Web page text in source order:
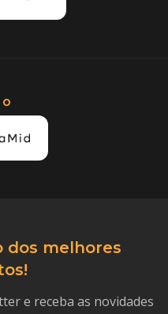
dos melhores
e receba as novidades